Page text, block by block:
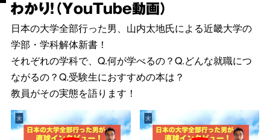
わかり！（YouTube動画）
日本の大学全部行った男、山内太地氏による近畿大学の
学部・学科解体新書！
それぞれの学科で、Q.何が学べるの？Q.どんな就職につ
ながるの？Q.受験生におすすめの本は？
教員がその実態を語ります！